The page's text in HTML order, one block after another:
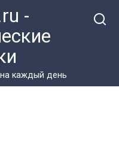
-
каждый день